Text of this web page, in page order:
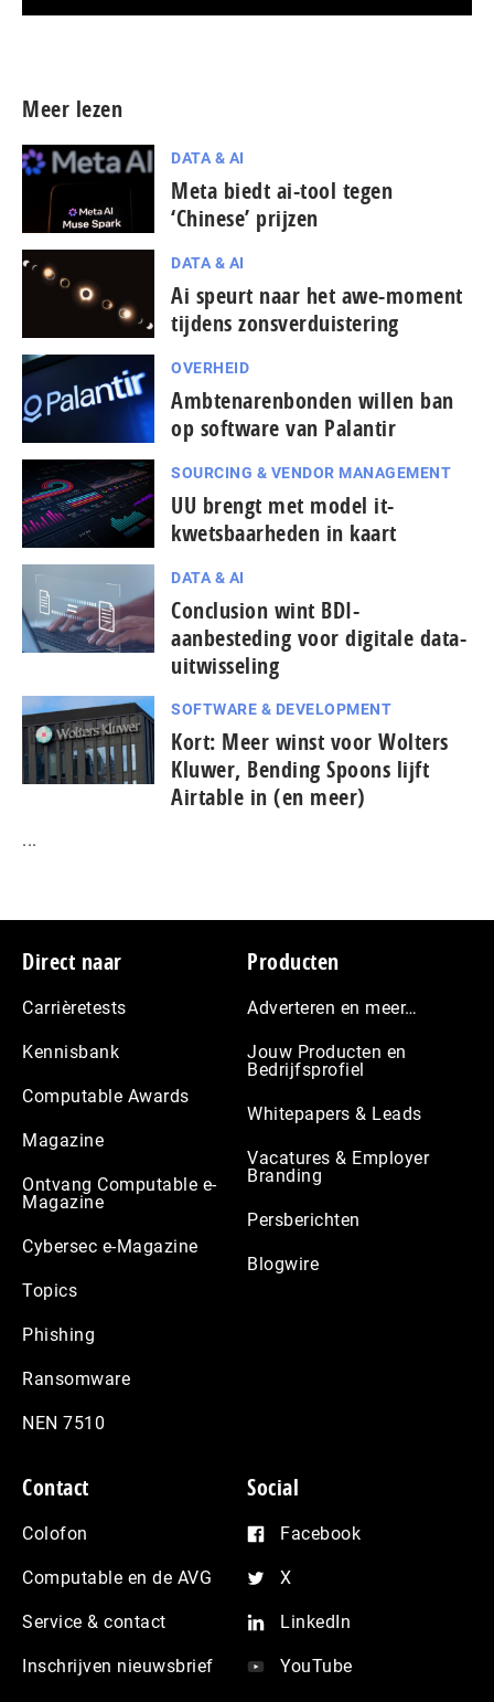
Meer lezen
DATA & AI
Meta biedt ai-tool tegen
‘Chinese’ prijzen
DATA & AI
Ai speurt naar het awe-moment
tijdens zonsverduistering
OVERHEID
Ambtenarenbonden willen ban
op software van Palantir
SOURCING & VENDOR MANAGEMENT
UU brengt met model it-
kwetsbaarheden in kaart
DATA & AI
Conclusion wint BDI-
aanbesteding voor digitale data-
uitwisseling
SOFTWARE & DEVELOPMENT
Kort: Meer winst voor Wolters
Kluwer, Bending Spoons lijft
Airtable in (en meer)
...
Footer
Direct naar
Carrièretests
Kennisbank
Computable Awards
Magazine
Ontvang Computable e-
Magazine
Cybersec e-Magazine
Topics
Phishing
Ransomware
NEN 7510
Producten
Adverteren en meer…
Jouw Producten en
Bedrijfsprofiel
Whitepapers & Leads
Vacatures & Employer
Branding
Persberichten
Blogwire
Contact
Colofon
Computable en de AVG
Service & contact
Inschrijven nieuwsbrief
Social
Facebook
X
LinkedIn
YouTube